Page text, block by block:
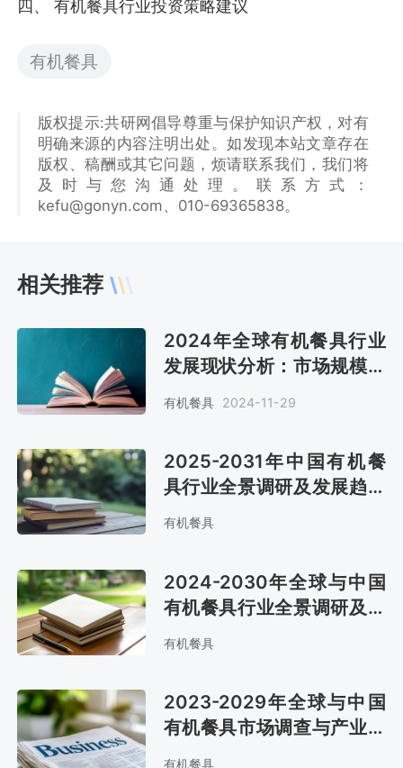
四、 有机餐具行业投资策略建议
有机餐具
版权提示:共研网倡导尊重与保护知识产权，对有
明确来源的内容注明出处。如发现本站文章存在
版权、稿酬或其它问题，烦请联系我们，我们将
及时与您沟通处理。联系方式：
kefu@gonyn.com、010-69365838。
相关推荐
2024年全球有机餐具行业
发展现状分析：市场规模稳
有机餐具 2024-11-29
2025-2031年中国有机餐
具行业全景调研及发展趋势
研究报告
有机餐具
2024-2030年全球与中国
有机餐具行业全景调研及投
资战略报告
有机餐具
2023-2029年全球与中国
有机餐具市场调查与产业竞
争格局报告
有机餐具